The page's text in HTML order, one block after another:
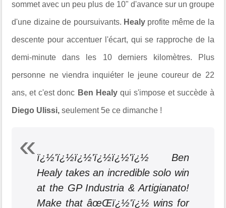
sommet avec un peu plus de 10" d'avance sur un groupe
d'une dizaine de poursuivants. Healy profite même de la
descente pour accentuer l'écart, qui se rapproche de la
demi-minute dans les 10 derniers kilomètres. Plus
personne ne viendra inquiéter le jeune coureur de 22
ans, et c'est donc Ben Healyqui s'impose et succède à
Diego Ulissi,seulement 5e ce dimanche !
ï¿½'ï¿½ï¿½'ï¿½ï¿½'ï¿½ Ben
Healy takes an incredible solo win
at the GP Industria & Artigianato!
Make that âœŒï¿½'ï¿½ wins for